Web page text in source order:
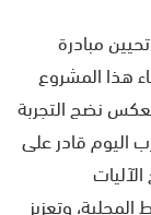
مبادرة
هذا المشروع
نضج التجربة
اليوم قادر على
وتعزيز